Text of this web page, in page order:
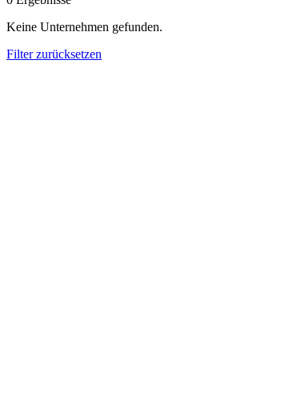
Keine Unternehmen gefunden.
Filter zurücksetzen